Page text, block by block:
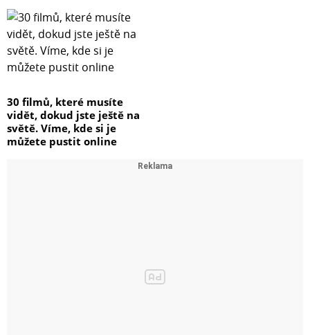
30 filmů, které musíte
vidět, dokud jste ještě na
světě. Víme, kde si je
můžete pustit online